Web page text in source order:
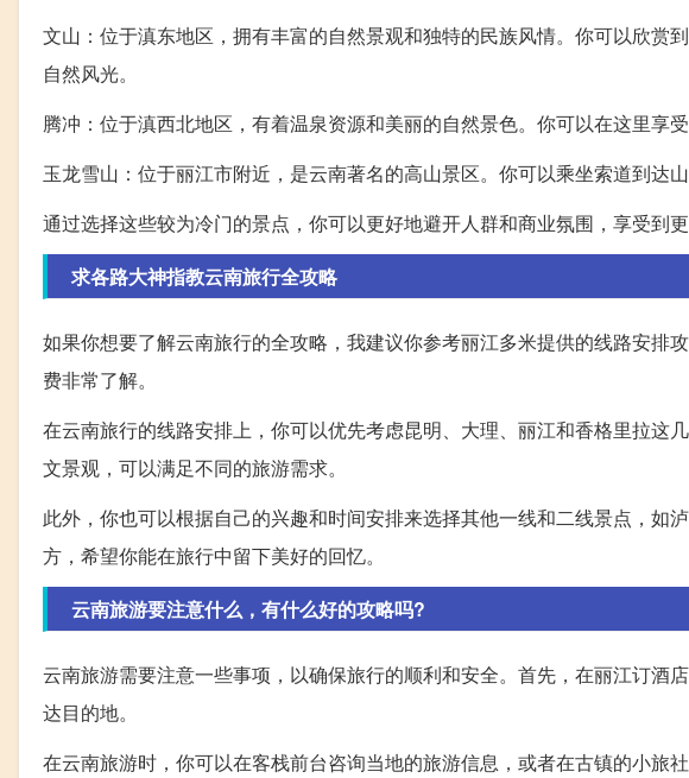
文山：位于滇东地区，拥有丰富的自然景观和独特的民族风情。你可以欣赏
自然风光。
腾冲：位于滇西北地区，有着温泉资源和美丽的自然景色。你可以在这里享
玉龙雪山：位于丽江市附近，是云南著名的高山景区。你可以乘坐索道到达
通过选择这些较为冷门的景点，你可以更好地避开人群和商业氛围，享受到更
求各路大神指教云南旅行全攻略
如果你想要了解云南旅行的全攻略，我建议你参考丽江多米提供的线路安排
费非常了解。
在云南旅行的线路安排上，你可以优先考虑昆明、大理、丽江和香格里拉这
文景观，可以满足不同的旅游需求。
此外，你也可以根据自己的兴趣和时间安排来选择其他一线和二线景点，如
方，希望你能在旅行中留下美好的回忆。
云南旅游要注意什么，有什么好的攻略吗?
云南旅游需要注意一些事项，以确保旅行的顺利和安全。首先，在丽江订酒
达目的地。
在云南旅游时，你可以在客栈前台咨询当地的旅游信息，或者在古镇的小旅